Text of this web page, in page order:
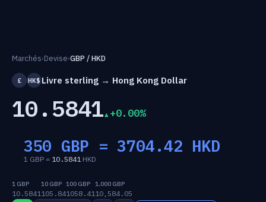
Marchés›Devise›GBP / HKD
£ HK$ Livre sterling → Hong Kong Dollar
10.5841 +0.00%
350 GBP =3704.42 HKD
1 GBP = 10.5841HKD
1 GBP
10.5841
10 GBP
105.84
100 GBP
1058.41
1,000 GBP
10,584.05